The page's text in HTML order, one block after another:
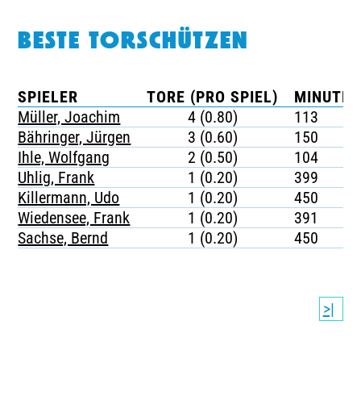
BESTE TORSCHÜTZEN
SPIELER TORE (PRO SPIEL)
Müller, Joachim
4 (0.80)
113
Bähringer, Jürgen
3 (0.60)
150
Ihle, Wolfgang
2 (0.50)
104
Uhlig, Frank
1 (0.20)
399
Killermann, Udo
1 (0.20)
450
Wiedensee, Frank
1 (0.20)
391
Sachse, Bernd
1 (0.20) 450
>|